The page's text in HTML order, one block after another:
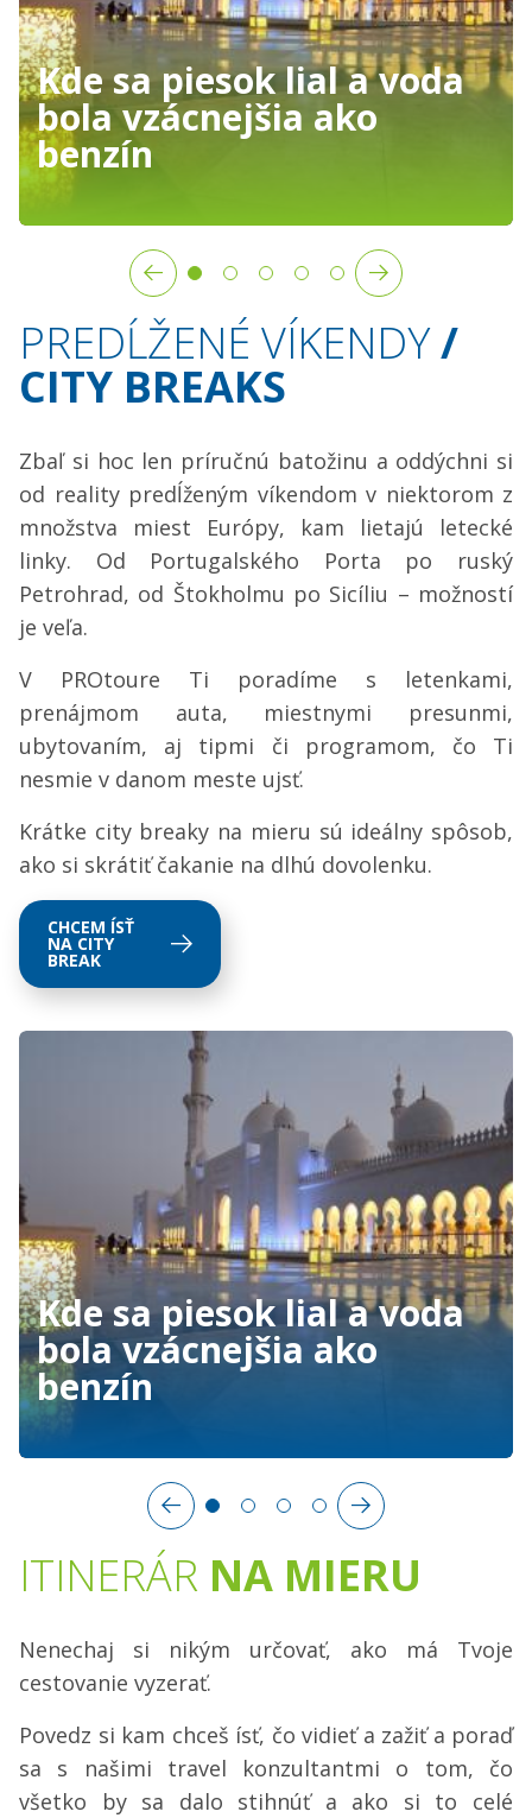
Kde sa piesok lial a voda
bola vzácnejšia ako
benzín
PREDĹŽENÉ VÍKENDY/
CITY BREAKS
Zbaľ si hoc len príručnú batožinu a oddýchni si
od reality predĺženým víkendom v niektorom z
množstva miest Európy, kam lietajú letecké
linky. Od Portugalského Porta po ruský
Petrohrad, od Štokholmu po Sicíliu – možností
je veľa.
V PROtoure Ti poradíme s letenkami,
prenájmom auta, miestnymi presunmi,
ubytovaním, aj tipmi či programom, čo Ti
nesmie v danom meste ujsť.
Krátke city breaky na mieru sú ideálny spôsob,
ako si skrátiť čakanie na dlhú dovolenku.
CHCEM ÍSŤ
NA CITY
BREAK
Kde sa piesok lial a voda
bola vzácnejšia ako
benzín
ITINERÁR NA MIERU
Nenechaj si nikým určovať, ako má Tvoje
cestovanie vyzerať.
Povedz si kam chceš ísť, čo vidieť a zažiť a poraď
sa s našimi travel konzultantmi o tom, čo
všetko by sa dalo stihnúť a ako si to celé